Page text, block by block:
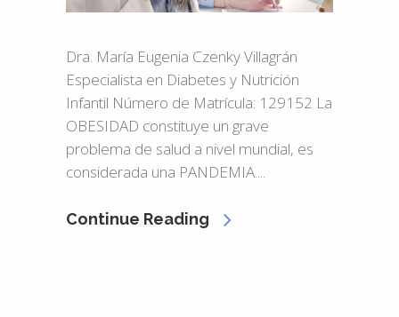
Dra. María Eugenia Czenky Villagrán
Especialista en Diabetes y Nutrición
Infantil Número de Matrícula: 129152 La
OBESIDAD constituye un grave
problema de salud a nivel mundial, es
considerada una PANDEMIA....
Continue Reading